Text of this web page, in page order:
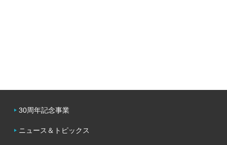
30周年記念事業
ニュース＆トピックス